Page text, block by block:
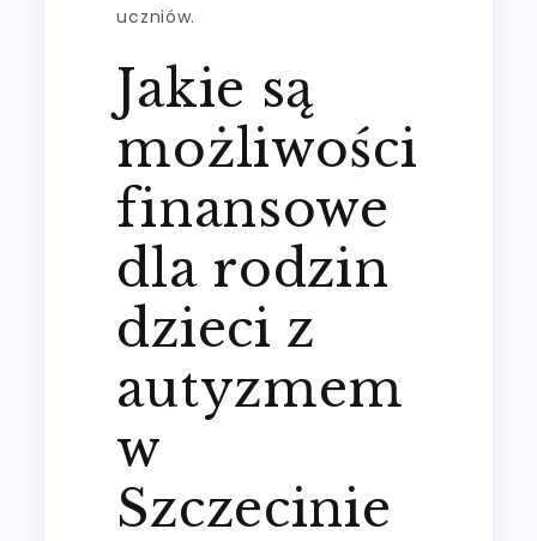
uczniów.
Jakie są
możliwości
finansowe
dla rodzin
dzieci z
autyzmem
w
Szczecinie